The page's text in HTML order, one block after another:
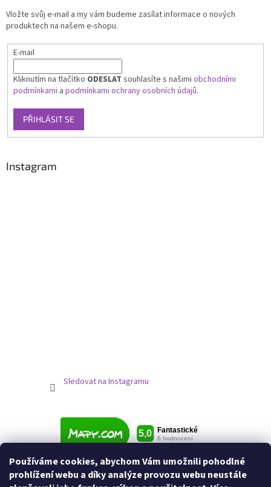
Používáme cookies, abychom Vám umožnili pohodlné
prohlížení webu a díky analýze provozu webu neustále
Vložte svůj e-mail a my vám budeme zasílat informace o nových
produktech na našem e-shopu.
E-mail
Kliknutím na tlačítko ODESLAT souhlasíte s našimi obchodními
podmínkami a podmínkami ochrany osobních údajů.
PŘIHLÁSIT SE
Instagram
Sledovat na Instagramu